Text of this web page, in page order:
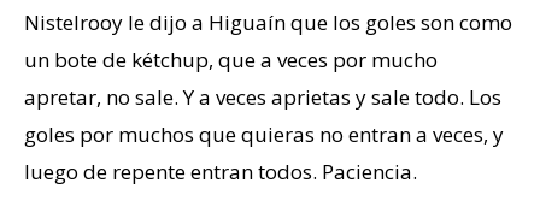
Nistelrooy le dijo a Higuaín que los goles son como
un bote de kétchup, que a veces por mucho
apretar, no sale. Y a veces aprietas y sale todo. Los
goles por muchos que quieras no entran a veces, y
luego de repente entran todos. Paciencia.